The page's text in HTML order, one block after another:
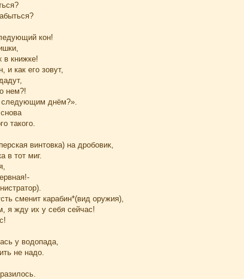
кон!
в книжке!
и как его зовут,
нем?!
следующим днём?».
такого.
винтовка) на дробовик,
в тот миг.
сменит карабин*(вид оружия),
я жду их у себя сейчас!
у водопада,
не надо.